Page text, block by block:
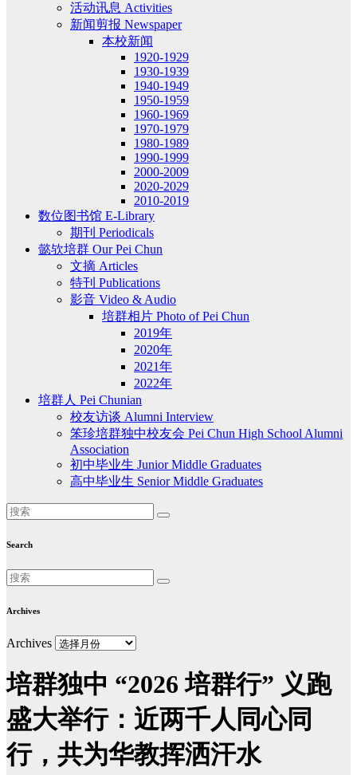
活动讯息 Activities
新闻剪报 Newspaper
本校新闻
1920-1929
1930-1939
1940-1949
1950-1959
1960-1969
1970-1979
1980-1989
1990-1999
2000-2009
2020-2029
2010-2019
数位图书馆 E-Library
期刊 Periodicals
懿欤培群 Our Pei Chun
文摘 Articles
特刊 Publications
影音 Video & Audio
培群相片 Photo of Pei Chun
2019年
2020年
2021年
2022年
培群人 Pei Chunian
校友访谈 Alumni Interview
笨珍培群独中校友会 Pei Chun High School Alumni
Association
初中毕业生 Junior Middle Graduates
高中毕业生 Senior Middle Graduates
Search
Archives
Archives
培群独中 “2026 培群行” 义跑
盛大举行：近两千人同心同
行，共为华教挥洒汗水